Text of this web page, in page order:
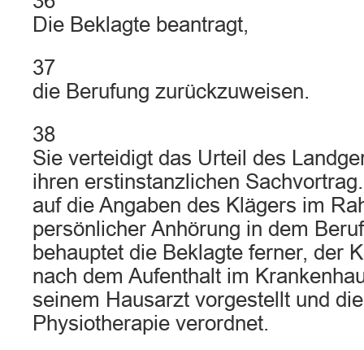
Die Beklagte beantragt,
37
die Berufung zurückzuweisen.
38
Sie verteidigt das Urteil des
ihren erstinstanzlichen
auf die Angaben des Klägers im
persönlicher Anhörung in dem
behauptet die Beklagte ferner, der
nach dem Aufenthalt im
seinem Hausarzt vorgestellt und
Physiotherapie verordnet.